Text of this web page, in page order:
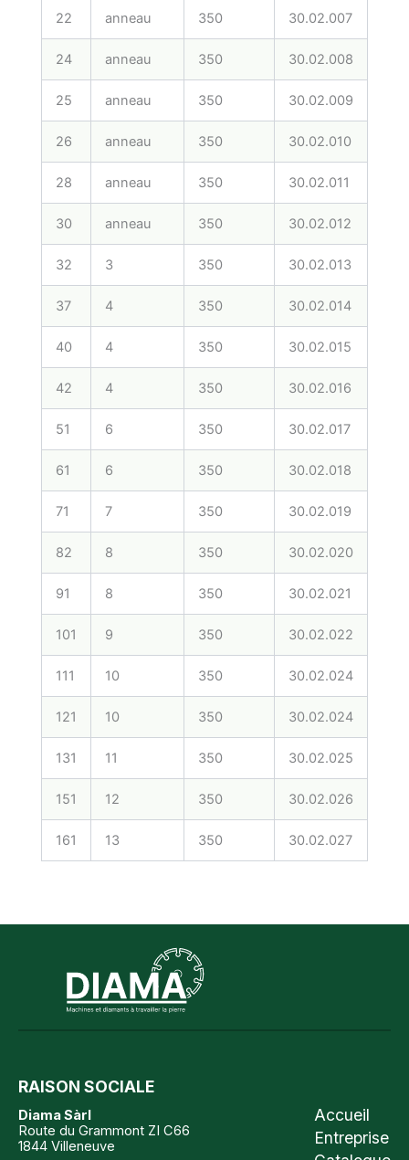
22 anneau 350 30.02.007
24 anneau 350 30.02.008
25 anneau 350 30.02.009
26 anneau 350 30.02.010
28 anneau 350 30.02.011
30 anneau 350 30.02.012
32 3 350 30.02.013
37 4 350 30.02.014
40 4 350 30.02.015
42 4 350 30.02.016
51 6 350 30.02.017
61 6 350 30.02.018
71 7 350 30.02.019
82 8 350 30.02.020
91 8 350 30.02.021
101 9 350 30.02.022
111 10 350 30.02.024
121 10 350 30.02.024
131 11 350 30.02.025
151 12 350 30.02.026
161 13 350 30.02.027
RAISON SOCIALE
Diama Sàrl
Route du Grammont ZI C66
1844 Villeneuve
Accueil
Entreprise